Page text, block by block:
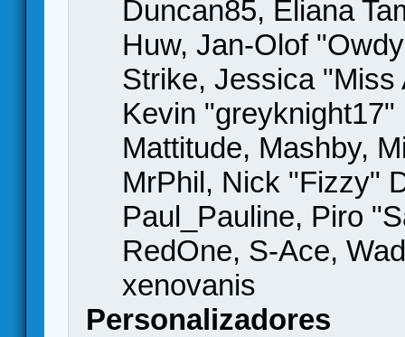
Duncan85, Eliana
Huw, Jan-Olof
Strike, Jessica
Kevin
Mattitude, Mashby,
MrPhil, Nick "Fizzy"
Paul_Pauline, Piro
RedOne, S-Ace,
xenovanis
Personalizadores